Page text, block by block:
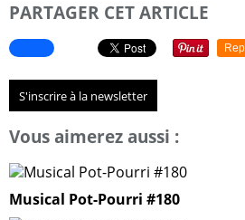
PARTAGER CET ARTICLE
S'inscrire à la newsletter
Vous aimerez aussi :
Musical Pot-Pourri #180